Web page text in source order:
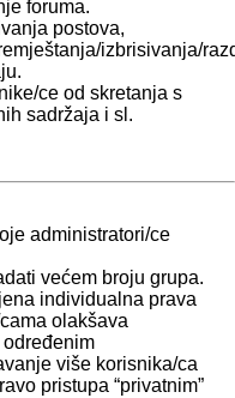
foruma.
postova,
izbrisivanja/
ce od skretanja s
sadržaja i sl.
administratori/ce
većem broju grupa.
individualna prava
olakšava
više korisnika/ca
pristupa “privatnim”